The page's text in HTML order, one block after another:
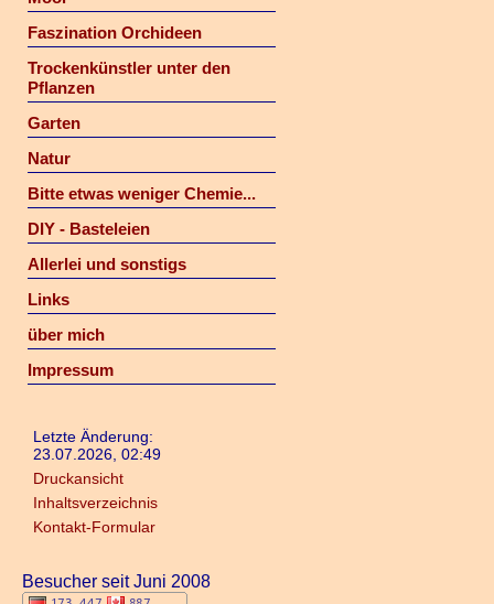
Faszination Orchideen
Trockenkünstler unter den
Pflanzen
Garten
Natur
Bitte etwas weniger Chemie...
DIY - Basteleien
Allerlei und sonstigs
Links
über mich
Impressum
Letzte Änderung:
23.07.2026, 02:49
Druckansicht
Inhaltsverzeichnis
Kontakt-Formular
Besucher seit Juni 2008